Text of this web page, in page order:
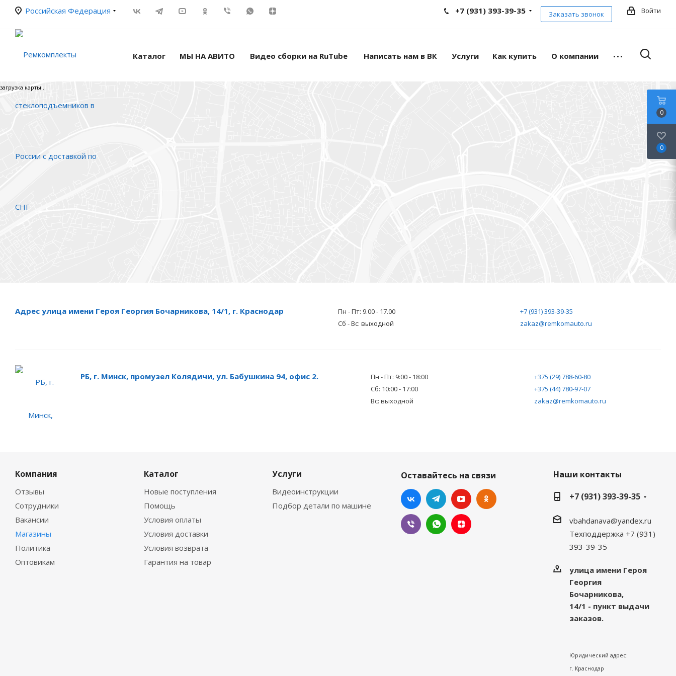
Российская Федерация Войти
+7 (931) 393-39-35 Заказать звонок
Каталог МЫ НА АВИТО Видео сборки на RuTube Написать нам в ВК Услуги Как купить О компании
загрузка карты...
Адрес улица имени Героя Георгия Бочарникова, 14/1, г. Краснодар
Пн - Пт: 9.00 - 17.00
Сб - Вс: выходной
+7 (931) 393-39-35
zakaz@remkomauto.ru
РБ, г. Минск, промузел Колядичи, ул. Бабушкина 94, офис 2.
Пн - Пт: 9:00 - 18:00
Сб: 10:00 - 17:00
Вс: выходной
+375 (29) 788-60-80
+375 (44) 780-97-07
zakaz@remkomauto.ru
Компания
Отзывы
Сотрудники
Вакансии
Магазины
Политика
Оптовикам
Каталог
Новые поступления
Помощь
Условия оплаты
Условия доставки
Условия возврата
Гарантия на товар
Услуги
Видеоинструкции
Подбор детали по машине
Оставайтесь на связи
Наши контакты
+7 (931) 393-39-35
vbahdanava@yandex.ru
Техподдержка +7 (931)
393-39-35
улица имени Героя
Георгия
Бочарникова,
14/1 - пункт выдачи
заказов.
Юридический адрес:
г. Краснодар
0
0